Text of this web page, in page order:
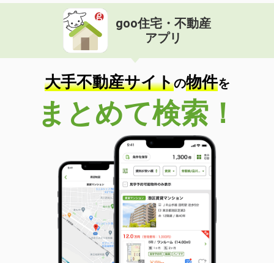
宮崎県宮崎市大字赤江
価 格
住 所
宮崎県宮崎市大字赤江
専有面積 46.06m²
間取り
2DK
宮崎県宮崎市恒久５
価 格
6.25万円
宮崎県宮崎市恒久５
58.21m²
間取り
2LDK
宮崎県宮崎市大字恒久
価 格
5.50万円
住 所
宮崎県宮崎市大字恒久
専有面積 45.07m²
間取り
1LDK
goo住宅・不動産
アプリ
大手不動産サイトの物件を
まとめて検索！